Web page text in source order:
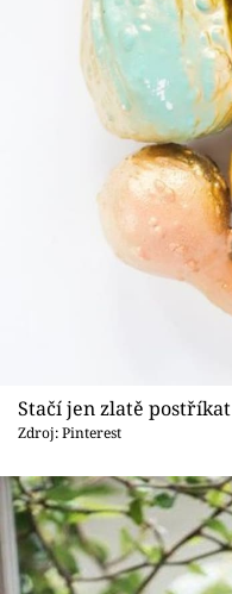
Stačí jen zlatě postříkat
Zdroj: Pinterest